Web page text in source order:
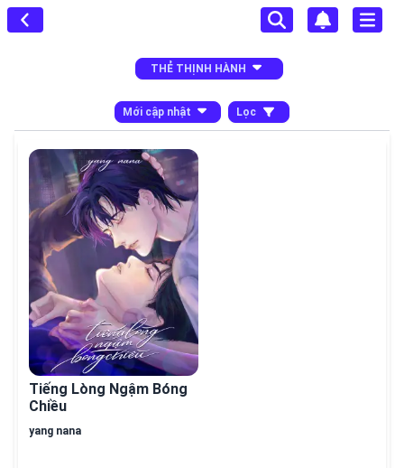
THẺ THỊNH HÀNH
Mới cập nhật Lọc
Tiếng Lòng Ngậm Bóng
Chiều
yang nana